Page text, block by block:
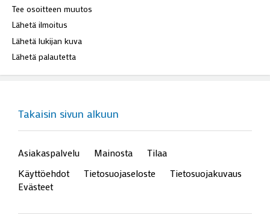
Tee osoitteen muutos
Lähetä ilmoitus
Lähetä lukijan kuva
Lähetä palautetta
Takaisin sivun alkuun
Asiakaspalvelu Mainosta
Tilaa
Käyttöehdot
Tietosuojaseloste
Tietosuojakuvaus
Evästeet